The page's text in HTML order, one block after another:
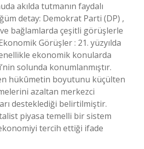
akılda tutmanın faydalı
detay: Demokrat Parti (DP) ,
bağlamlarda çeşitli görüşlerle
Görüşler : 21. yüzyılda
ekonomik konularda
solunda konumlanmıştır.
hükûmetin boyutunu küçülten
azaltan merkezci
desteklediği belirtilmiştir.
piyasa temelli bir sistem
tercih ettiği ifade